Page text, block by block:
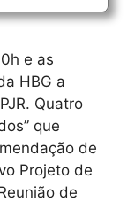
e as
HBG a
Quatro
que
de
Projeto de
de